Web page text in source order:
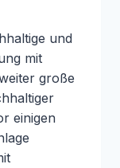
und
mit
große
einigen